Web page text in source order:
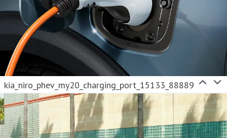
kia_niro_phev_my20_charging_port_15133_88889